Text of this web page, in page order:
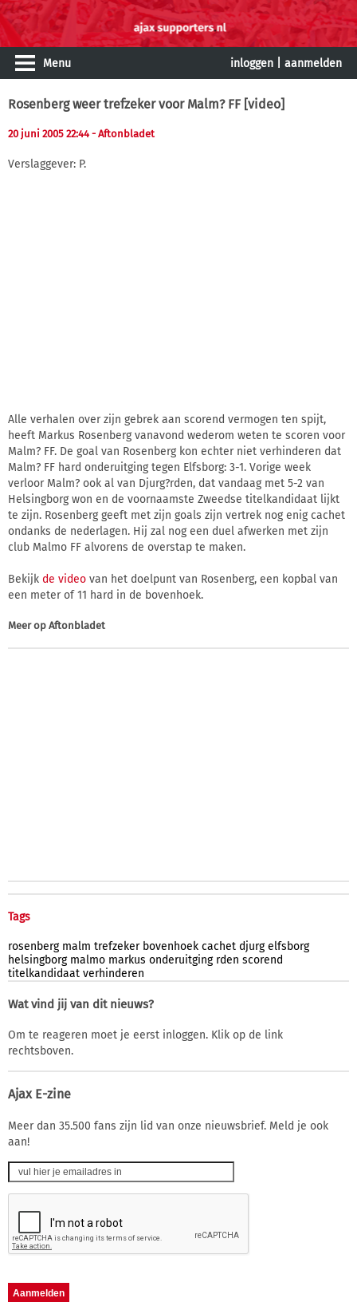
Menu inloggen aanmelden
Rosenberg weer trefzeker voor Malm? FF [video]
20 juni 2005 22:44 - Aftonbladet
Verslaggever: P.
Alle verhalen over zijn gebrek aan scorend vermogen ten spijt,
heeft Markus Rosenberg vanavond wederom weten te scoren voor
Malm? FF. De goal van Rosenberg kon echter niet verhinderen dat
Malm? FF hard onderuitging tegen Elfsborg: 3-1. Vorige week
verloor Malm? ook al van Djurg?rden, dat vandaag met 5-2 van
Helsingborg won en de voornaamste Zweedse titelkandidaat lijkt
te zijn. Rosenberg geeft met zijn goals zijn vertrek nog enig cachet
ondanks de nederlagen. Hij zal nog een duel afwerken met zijn
club Malmo FF alvorens de overstap te maken.
Bekijk de video van het doelpunt van Rosenberg, een kopbal van
een meter of 11 hard in de bovenhoek.
Meer op Aftonbladet
Tags
rosenberg malm trefzeker bovenhoek cachet djurg elfsborg
helsingborg malmo markus onderuitging rden scorend
titelkandidaat verhinderen
Wat vind jij van dit nieuws?
Om te reageren moet je eerst inloggen. Klik op de link
rechtsboven.
Ajax E-zine
Meer dan 35.500 fans zijn lid van onze nieuwsbrief. Meld je ook
aan!